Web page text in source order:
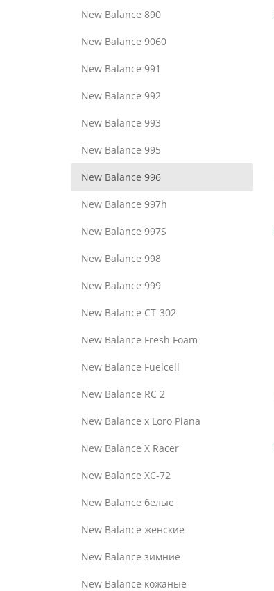
New Balance 890
New Balance 9060
New Balance 991
New Balance 992
New Balance 993
New Balance 995
New Balance 996
New Balance 997h
New Balance 997S
New Balance 998
New Balance 999
New Balance CT-302
New Balance Fresh Foam
New Balance Fuelcell
New Balance RC 2
New Balance x Loro Piana
New Balance X Racer
New Balance XC-72
New Balance белые
New Balance женские
New Balance зимние
New Balance кожаные